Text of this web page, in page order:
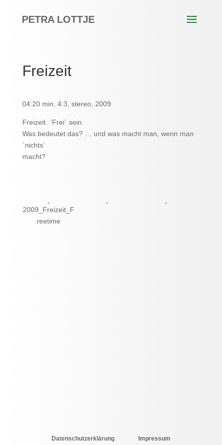
PETRA LOTTJE
Freizeit
04:20 min, 4:3, stereo, 2009
Freizeit. `Frei´ sein.
Was bedeutet das? … und was macht man, wenn man
`nichts´
macht?
2009_Freizeit_F
reetime
Datenschutzerklärung Impressum